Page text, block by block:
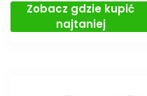
Zobacz gdzie kupić
najtaniej